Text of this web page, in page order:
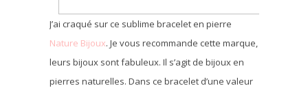
J’ai craqué sur ce sublime bracelet en pierre
Nature Bijoux. Je vous recommande cette marque,
leurs bijoux sont fabuleux. Il s’agit de bijoux en
pierres naturelles. Dans ce bracelet d’une valeur